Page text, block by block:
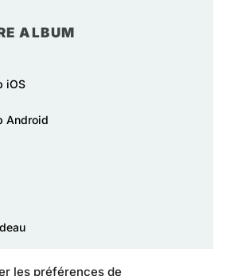
les préférences de
ALBUM
iOS
Android